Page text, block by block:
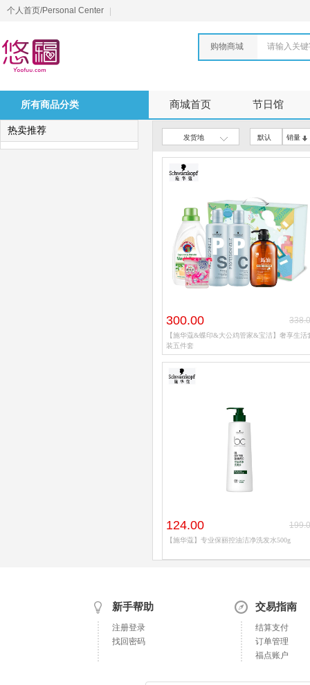
个人首页/Personal Center
购物商城 请输入关
所有商品分类 商城首页 节日馆
热卖推荐
发货地 默认 销量
300.00
【施华蔻&蝶印&大公鸡管家&宝洁】奢享生活
装五件套
124.00
【施华蔻】专业保丽控油洁净洗发水500g
新手帮助
注册登录
找回密码
交易指南
结算支付
订单管理
福点账户